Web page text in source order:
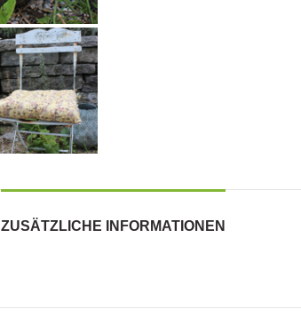
ZUSÄTZLICHE INFORMATIONEN